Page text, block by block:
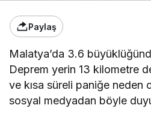
Paylaş
Malatya’da 3.6
Deprem yerin 13 kilometre
ve kısa süreli paniğe neden
sosyal medyadan böyle